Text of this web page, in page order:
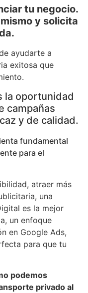
tu negocio.
y solicita
ayudarte a
exitosa que
la oportunidad
campañas
y de calidad.
fundamental
para el
atraer más
una
es la mejor
un enfoque
en Google Ads,
para que tu
podemos
privado al